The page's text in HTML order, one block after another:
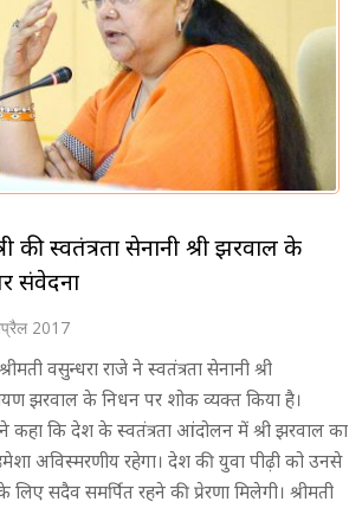
की स्वतंत्रता सेनानी श्री झरवाल के
संवेदना
2017
वसुन्धरा राजे ने स्वतंत्रता सेनानी श्री
झरवाल के निधन पर शोक व्यक्त किया है।
ने कहा कि देश के स्वतंत्रता आंदोलन में श्री झरवाल का
अविस्मरणीय रहेगा। देश की युवा पीढ़ी को उनसे
के लिए सदैव समर्पित रहने की प्रेरणा मिलेगी। श्रीमती